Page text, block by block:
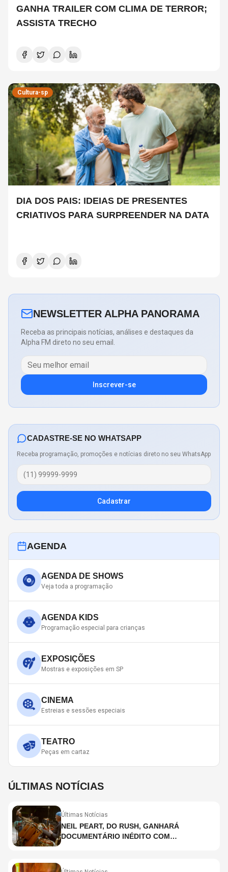
GANHA TRAILER COM CLIMA DE TERROR;
ASSISTA TRECHO
Cultura-sp
DIA DOS PAIS: IDEIAS DE PRESENTES
CRIATIVOS PARA SURPREENDER NA DATA
NEWSLETTER ALPHA PANORAMA
Receba as principais notícias, análises e destaques da
Alpha FM direto no seu email.
Inscrever-se
CADASTRE-SE NO WHATSAPP
Receba programação, promoções e notícias direto no seu WhatsApp
Cadastrar
AGENDA
AGENDA DE SHOWS
Veja toda a programação
AGENDA KIDS
Programação especial para crianças
EXPOSIÇÕES
Mostras e exposições em SP
CINEMA
Estreias e sessões especiais
TEATRO
Peças em cartaz
ÚLTIMAS NOTÍCIAS
Últimas Notícias
NEIL PEART, DO RUSH, GANHARÁ
DOCUMENTÁRIO INÉDITO COM